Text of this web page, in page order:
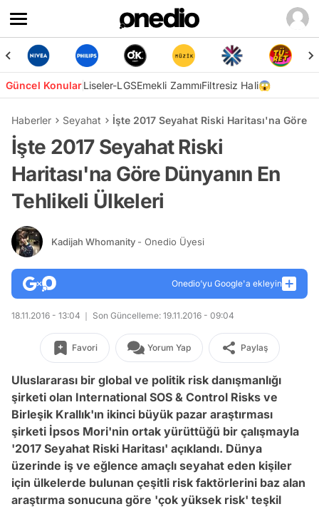
Güncel KonularLiseler-LGSEmekli ZammıFiltresiz Hali😱
Haberler Seyahat İşte 2017 Seyahat Riski Haritası'na Göre
İşte 2017 Seyahat Riski
Haritası'na Göre Dünyanın En
Tehlikeli Ülkeleri
Kadijah Whomanity - Onedio Üyesi
Onedio’yu Google'a ekleyin
18.11.2016 - 13:04 Son Güncelleme: 19.11.2016 - 09:04
Favori Yorum Yap Paylaş
Uluslararası bir global ve politik risk danışmanlığı
şirketi olan International SOS & Control Risks ve
Birleşik Krallık'ın ikinci büyük pazar araştırması
şirketi İpsos Mori'nin ortak yürüttüğü bir çalışmayla
'2017 Seyahat Riski Haritası' açıklandı. Dünya
üzerinde iş ve eğlence amaçlı seyahat eden kişiler
için ülkelerde bulunan çeşitli risk faktörlerini baz alan
araştırma sonucuna göre 'çok yüksek risk' teşkil